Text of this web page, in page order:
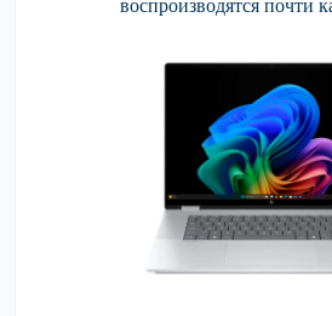
воспроизводятся почти